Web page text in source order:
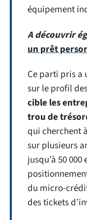
équipement
A découvrir
un prêt
Ce parti pris a
sur le profil
cible les
trou de
qui cherchent
sur plusieurs
jusqu’à 50
du micro-
des tickets